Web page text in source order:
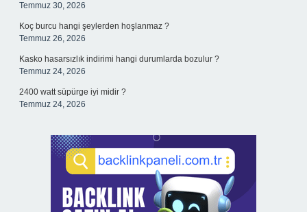
Temmuz 30, 2026
Koç burcu hangi şeylerden hoşlanmaz ?
Temmuz 26, 2026
Kasko hasarsızlık indirimi hangi durumlarda bozulur ?
Temmuz 24, 2026
2400 watt süpürge iyi midir ?
Temmuz 24, 2026